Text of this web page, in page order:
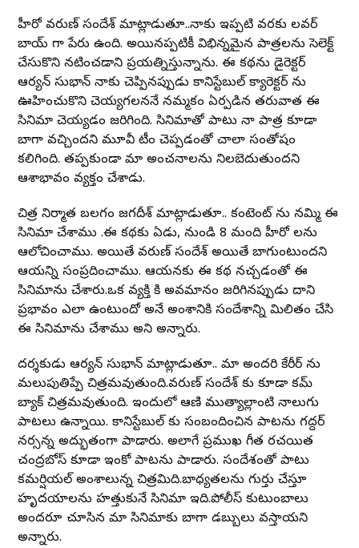
హీరో వరుణ్ సందేశ్ మాట్లాడుతూ..నాకు ఇప్పటి వరకు లవర్
బాయ్ గా పేరు ఉంది. అయినప్పటికీ విభిన్నమైన పాత్రలను సెలెక్ట్
చేసుకొని నటించడాని ప్రయత్నిస్తున్నాను. ఈ కథను డైరెక్టర్
ఆర్యన్ సుభాన్ నాకు చెప్పినప్పుడు కానిస్టేబుల్ క్యారెక్టర్ ను
ఊహించుకొని చెయ్యగలననే నమ్మకం ఏర్పడిన తరువాత ఈ
సినిమా చెయ్యడం జరిగింది. సినిమాతో పాటు నా పాత్ర కూడా
బాగా వచ్చిందని మూవీ టీం చెప్పడంతో చాలా సంతోషం
కలిగింది. తప్పకుండా మా అంచనాలను నిలబెదుతుందని
ఆశాభావం వ్యక్తం చేశాడు.
చిత్ర నిర్మాత బలగం జగదీశ్ మాట్లాడుతూ.. కంటెంట్ ను నమ్మి ఈ
సినిమా చేశాము .ఈ కథకు ఏడు, నుండి 8 మంది హీరో లను
ఆలోచించాము. అయితే వరుణ్ సందేశ్ అయితే బాగుంటుందని
ఆయన్ని సంప్రదించాము. ఆయనకు ఈ కథ నచ్చడంతో ఈ
సినిమాను చేశారు.ఒక వ్యక్తి కి అవమానం జరిగినప్పుడు దాని
ప్రభావం ఎలా ఉంటుందో అనే అంశానికి సందేశాన్ని మిలితం చేసి
ఈ సినిమాను చేశాము అని అన్నారు.
దర్శకుడు ఆర్యన్ సుభాన్ మాట్లాడుతూ.. మా అందరి కేరీర్ ను
మలుపుతిప్పే చిత్రమవుతుంది.వరుణ్ సందేశ్ కు కూడా కమ్
బ్యాక్ చిత్రమవుతుంది. ఇందులో ఆణి ముత్యాల్లాంటి నాలుగు
పాటలు ఉన్నాయి. కానిస్టేబుల్ కు సంబందించిన పాటను గద్దర్
నర్సన్న అద్భుతంగా పాడారు. అలాగే ప్రముఖ గీత రచయిత
చంద్రబోస్ కూడా ఇంకో పాటను పాడారు. సందేశంతో పాటు
కమర్షియల్ అంశాలున్న చిత్రమిది.బాధ్యతలను గుర్తు చేస్తూ
హృదయాలను హత్తుకునే సినిమా ఇది.పోలీస్ కుటుంబాలు
అందరూ చూసిన మా సినిమాకు బాగా డబ్బులు వస్తాయని
అన్నారు.